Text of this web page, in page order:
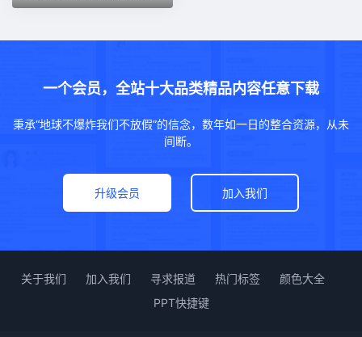
一个会员，全站十大品类精品内容任意下载
秉承“地球不爆炸我们不放假”的信念，数年如一日的整合资源，从未
间断。
升级会员 加入我们
关于我们 加入我们 寻求报道 热门标签
颜色大全
PPT快捷键